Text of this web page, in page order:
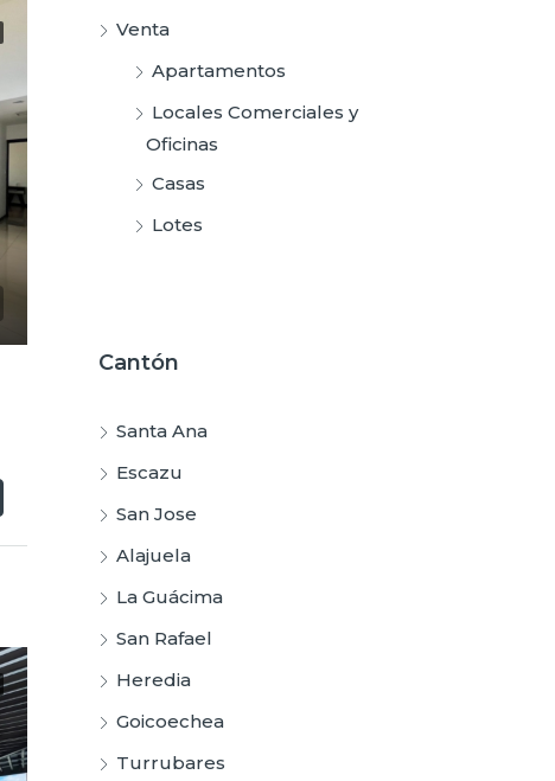
Venta
Apartamentos
Locales Comerciales y
Oficinas
Casas
Lotes
Cantón
Santa Ana
Escazu
San Jose
Alajuela
La Guácima
San Rafael
Heredia
Goicoechea
Turrubares